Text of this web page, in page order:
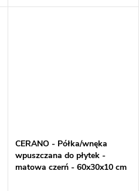
CERANO - Półka/wnęka
wpuszczana do płytek -
matowa czerń - 60x30x10 cm